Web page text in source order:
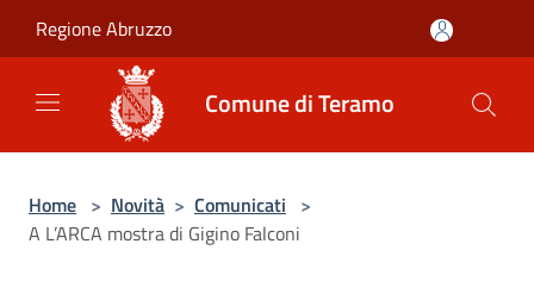
Regione Abruzzo
Comune di Teramo
Home > Novità > Comunicati >
A L’ARCA mostra di Gigino Falconi